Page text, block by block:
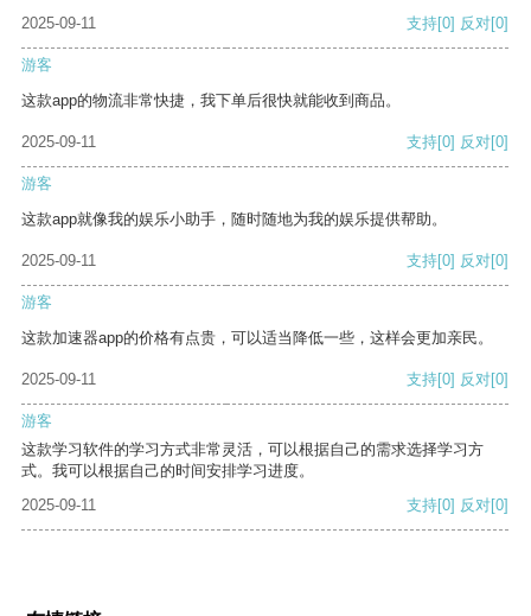
2025-09-11
支持[0] 反对[0]
游客
这款app的物流非常快捷，我下单后很快就能收到商品。
2025-09-11 支持[0] 反对[0]
游客
这款app就像我的娱乐小助手，随时随地为我的娱乐提供帮助。
2025-09-11 支持[0] 反对[0]
游客
这款加速器app的价格有点贵，可以适当降低一些，这样会更加亲民。
2025-09-11 支持[0] 反对[0]
游客
这款学习软件的学习方式非常灵活，可以根据自己的需求选择学习方
式。我可以根据自己的时间安排学习进度。
2025-09-11
支持[0] 反对[0]